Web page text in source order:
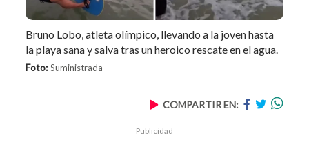
Bruno Lobo, atleta olímpico, llevando a la joven hasta
la playa sana y salva tras un heroico rescate en el agua.
Foto:Suministrada
COMPARTIR EN:
Publicidad